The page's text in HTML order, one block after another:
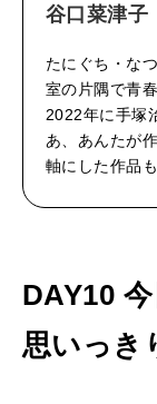
2026年7月号「
2026年6月号「
2026年5
2026
ろ
よ
』
作
者
・
口
菜
津
谷口菜津子
たにぐち・な
室の片隅で青
2022年に手塚
あ、あんたが
軸にした作品も
DAY10
思いっき